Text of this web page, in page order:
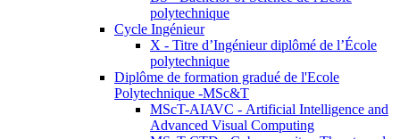
polytechnique
Cycle Ingénieur
X - Titre d’Ingénieur diplômé de l’École
polytechnique
Diplôme de formation gradué de l'Ecole
Polytechnique -MSc&T
MScT-AIAVC - Artificial Intelligence and
Advanced Visual Computing